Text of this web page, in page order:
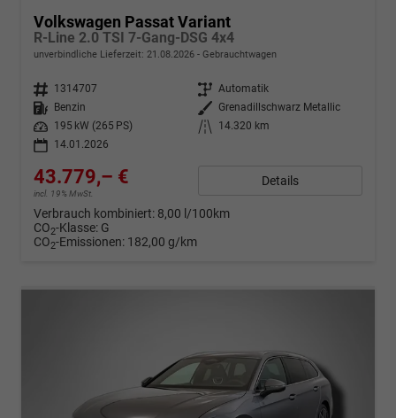
Volkswagen Passat Variant
R-Line 2.0 TSI 7-Gang-DSG 4x4
unverbindliche Lieferzeit: 21.08.2026 Gebrauchtwagen
Fahrzeugnr. 1314707 Getriebe Automatik
Kraftstoff
Benzin Außenfarbe
Grenadillschwarz Metallic
Leistung
195 kW (265 PS) Kilometerstand
14.320 km
14.01.2026
43.779,– €
incl. 19% MwSt.
Details
Verbrauch kombiniert: 8,00 l/100km
CO2-Klasse: G
CO2-Emissionen: 182,00 g/km